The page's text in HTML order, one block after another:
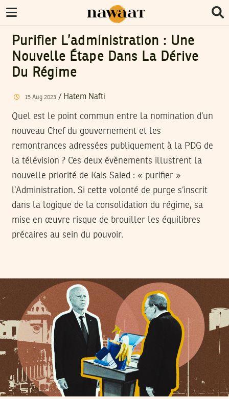
Purifier L’administration : Une
Nouvelle Étape Dans La Dérive
Du Régime
15 Aug 2023/ Hatem Nafti
Quel est le point commun entre la nomination d’un
nouveau Chef du gouvernement et les
remontrances adressées publiquement à la PDG de
la télévision ? Ces deux évènements illustrent la
nouvelle priorité de Kais Saied : « purifier »
l’Administration. Si cette volonté de purge s’inscrit
dans la logique de la consolidation du régime, sa
mise en œuvre risque de brouiller les équilibres
précaires au sein du pouvoir.